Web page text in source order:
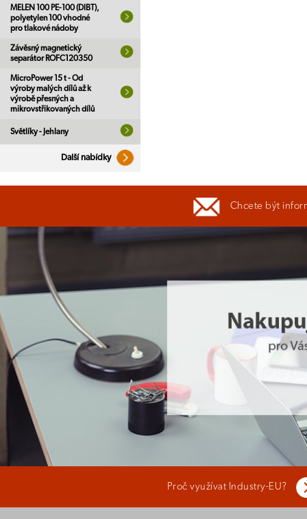
MELEN 100 PE-100 (DIBT),
polyetylen 100 vhodné
pro tlakové nádoby
Závěsný magnetický
separátor ROFC120350
MicroPower 15 t - Od
výroby malých dílů až k
výrobě přesných a
mikrovstřikovaných dílů
Světlíky - Jehlany
Další nabídky
Chcete být
Proč využívat Industry-EU?